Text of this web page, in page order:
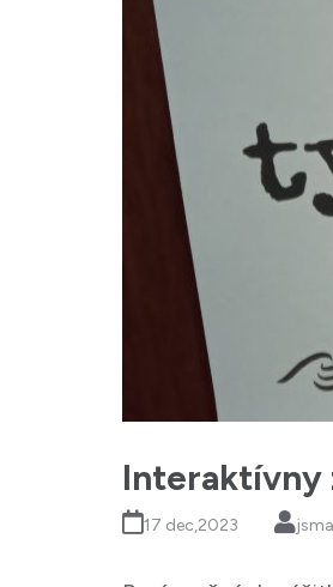
Interaktívny
17 dec,2023